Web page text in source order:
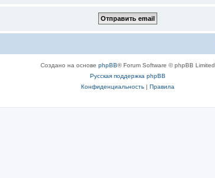
Создано на основе phpBB® Forum Software © phpBB Limited
Русская поддержка phpBB
Конфиденциальность| Правила